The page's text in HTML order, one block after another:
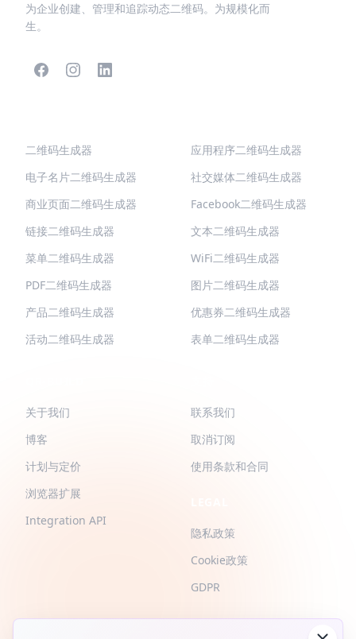
为企业创建、管理和追踪动态二维码。为规模化而
生。
二维码生成器
电子名片二维码生成器
商业页面二维码生成器
链接二维码生成器
菜单二维码生成器
PDF二维码生成器
产品二维码生成器
活动二维码生成器
应用程序二维码生成器
社交媒体二维码生成器
Facebook二维码生成器
文本二维码生成器
WiFi二维码生成器
图片二维码生成器
优惠券二维码生成器
表单二维码生成器
关于我们
博客
计划与定价
浏览器扩展
Integration API
联系我们
取消订阅
使用条款和合同
隐私政策
Cookie政策
GDPR